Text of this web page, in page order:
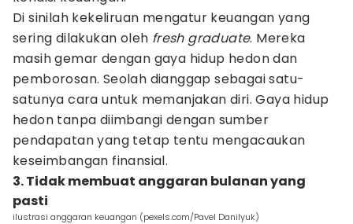
Di sinilah kekeliruan mengatur keuangan yang
sering dilakukan oleh fresh graduate. Mereka
masih gemar dengan gaya hidup hedon dan
pemborosan. Seolah dianggap sebagai satu-
satunya cara untuk memanjakan diri. Gaya hidup
hedon tanpa diimbangi dengan sumber
pendapatan yang tetap tentu mengacaukan
keseimbangan finansial.
3. Tidak membuat anggaran bulanan yang
pasti
ilustrasi anggaran keuangan (pexels.com/Pavel Danilyuk)